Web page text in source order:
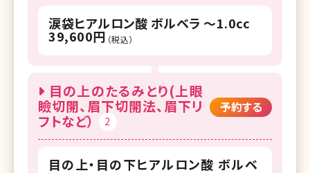
涙袋ヒアルロン酸 ボルベラ ～1.0cc
39,600円 （税込）
目の上のたるみとり(上眼
瞼切開、眉下切開法、眉下リ
フトなど）
2
予約する
目の上・目の下ヒアルロン酸 ボルベ